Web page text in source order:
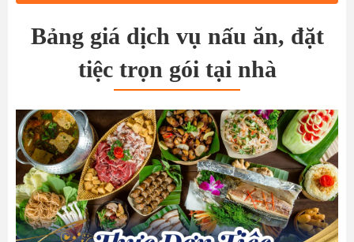
Bảng giá dịch vụ nấu ăn, đặt
tiệc trọn gói tại nhà